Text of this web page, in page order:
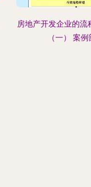
房地产开发企业的流
（一） 案